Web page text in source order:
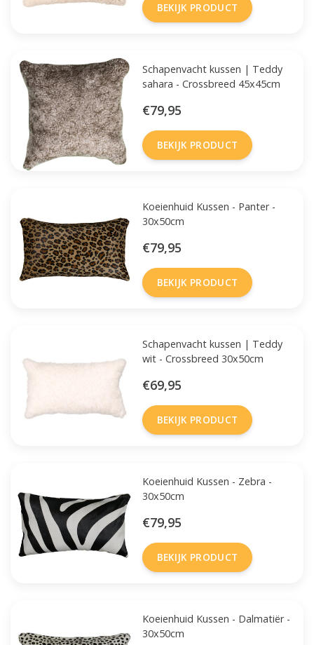
BEKIJK PRODUCT
Schapenvacht kussen | Teddy
sahara - Crossbreed 45x45cm
€79,95
BEKIJK PRODUCT
Koeienhuid Kussen - Panter -
30x50cm
€79,95
BEKIJK PRODUCT
Schapenvacht kussen | Teddy
wit - Crossbreed 30x50cm
€69,95
BEKIJK PRODUCT
Koeienhuid Kussen - Zebra -
30x50cm
€79,95
BEKIJK PRODUCT
Koeienhuid Kussen - Dalmatiër -
30x50cm